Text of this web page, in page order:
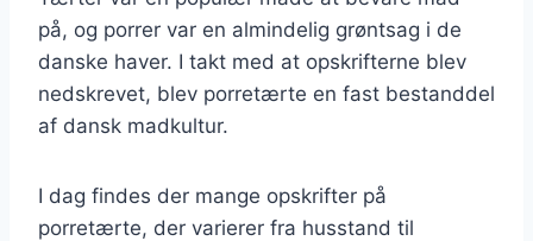
på, og porrer var en almindelig grøntsag i de
danske haver. I takt med at opskrifterne blev
nedskrevet, blev porretærte en fast bestanddel
af dansk madkultur.
I dag findes der mange opskrifter på
porretærte, der varierer fra husstand til